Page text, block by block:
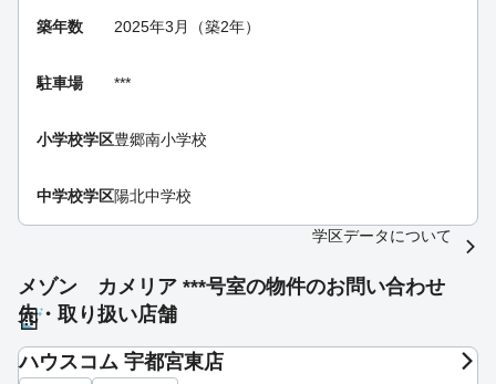
築年数 2025年3月（築2年）
駐車場 ***
小学校学区豊郷南小学校
中学校学区陽北中学校
学区データについて
メゾン カメリア ***号室の物件のお問い合わせ
先・取り扱い店舗
ハウスコム 宇都宮東店